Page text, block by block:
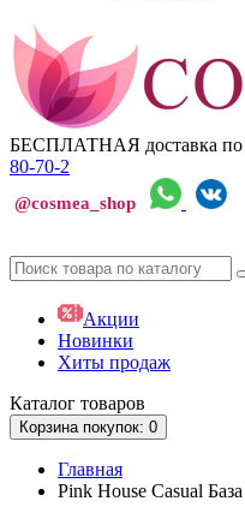
БЕСПЛАТНАЯ доставка по
80-70-2
@cosmea_shop
Акции
Новинки
Хиты продаж
Каталог товаров
Корзинапокупок: 0
Главная
Pink House Casual